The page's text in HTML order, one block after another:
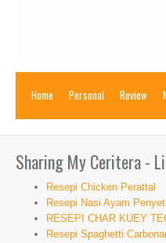
Home Personal Review
Sharing My Ceritera -
Resepi Chicken Perattal
Resepi Nasi Ayam
RESEPI CHAR KUEY
Resepi Spaghetti